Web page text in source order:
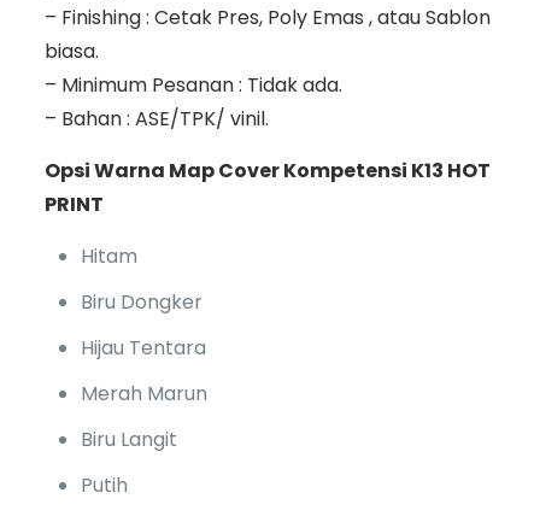
– Finishing : Cetak Pres, Poly Emas , atau Sablon
biasa.
– Minimum Pesanan : Tidak ada.
– Bahan : ASE/TPK/ vinil.
Opsi Warna Map Cover Kompetensi K13 HOT
PRINT
Hitam
Biru Dongker
Hijau Tentara
Merah Marun
Biru Langit
Putih